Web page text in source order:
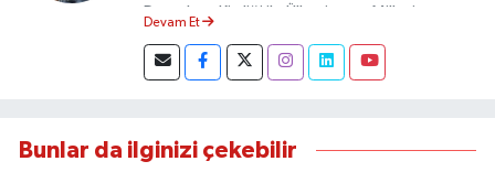
Demokrat Kimliği ile Ülkesine ve Milletine
almıştır.
Devam Et
Bunlar da ilginizi çekebilir